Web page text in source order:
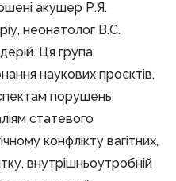
акушер Р.Я.
неонатолог В.С.
Ця група
наукових проєктів,
порушень
статевого
конфлікту вагітних,
внутрішньоутробній